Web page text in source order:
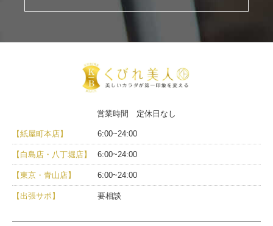
営業時間 定休日なし
【紙屋町本店】 6:00~24:00
【白島店・八丁堀店】 6:00~24:00
【東京・青山店】 6:00~24:00
【出張サポ】 要相談